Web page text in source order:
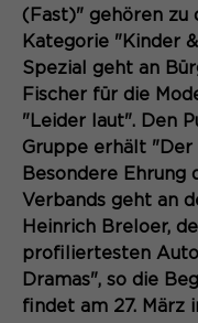
ID als
Name
Anbieter
Laufzeit
Der
Name
Anbieter
Laufzeit 30
Zweck
Anbieter
Laufzeit 1 Jahr
Zweck
(Fast)" gehören zu
Kategorie "Kinder
Spezial geht an
Fischer für die
"Leider laut". Den
Gruppe erhält "Der
Besondere Ehrung
Verbands geht an
Heinrich Breloer,
profiliertesten
Dramas", so die
findet am 27. März